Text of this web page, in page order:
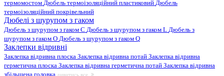
термомостом Дюбель термоізоляційний пластиковий Дюбель
термоізоляційний покрівельний
Дюбелі з шурупом з гаком
Дюбель з шурупом з гаком C Дюбель з шурупом з гаком L Дюбель з
шурупом з гаком O Дюбель з шурупом з гаком Q
Заклепки відривні
Заклепка відривна плоска Заклепка відривна потай Заклепка відривна
герметична плоска Заклепка відривна герметична потай Заклепка відривна
збільшена головка дивитись все